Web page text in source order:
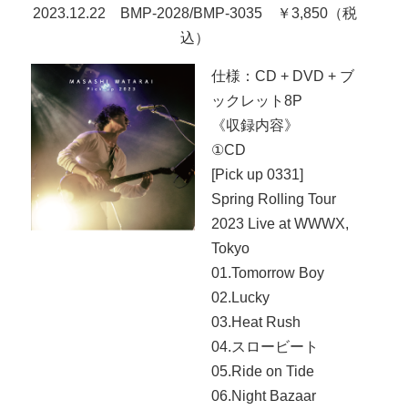
2023.12.22 BMP-2028/BMP-3035 ￥3,850（税
込）
仕様：CD + DVD + ブ
ックレット8P
《収録内容》
①CD
[Pick up 0331]
Spring Rolling Tour
2023 Live at WWWX,
Tokyo
01.Tomorrow Boy
02.Lucky
03.Heat Rush
04.スロービート
05.Ride on Tide
06.Night Bazaar